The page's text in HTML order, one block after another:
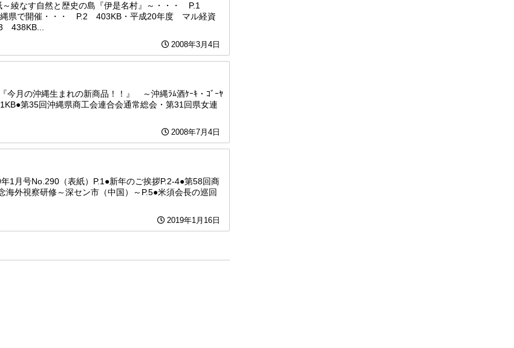
～綾なす自然と歴史の島『伊是名村』～・・・ P.1
縄県で開催・・・ P.2 403KB・平成20年度 マル経資
438KB...
2008年3月4日
今月の沖縄生まれの新商品！！』 ～沖縄ﾗﾑ酒ｹｰｷ・ｺﾞｰﾔ
第35回沖縄県商工会連合会通常総会・第31回県女連
2008年7月4日
1月号No.290（表紙）P.1●新年のご挨拶P.2-4●第58回商
外視察研修～深セン市（中国）～P.5●米須会長の巡回
2019年1月16日